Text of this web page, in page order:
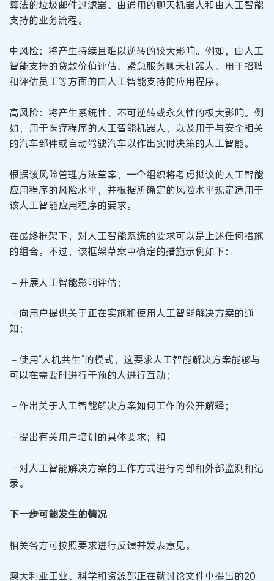
算法的垃圾邮件过滤器、由通用的聊天机器人和由人工智能
支持的业务流程。
中风险：将产生持续且难以逆转的较大影响。例如，由人工
智能支持的贷款价值评估、紧急服务聊天机器人、用于招聘
和评估员工等方面的由人工智能支持的应用程序。
高风险：将产生系统性、不可逆转或永久性的极大影响。例
如，用于医疗程序的人工智能机器人，以及用于与安全相关
的汽车部件或自动驾驶汽车以作出实时决策的人工智能。
根据该风险管理方法草案，一个组织将考虑拟议的人工智能
应用程序的风险水平，并根据所确定的风险水平规定适用于
该人工智能应用程序的要求。
在最终框架下，对人工智能系统的要求可以是上述任何措施
的组合。不过，该框架草案中确定的措施示例如下：
－开展人工智能影响评估；
－向用户提供关于正在实施和使用人工智能解决方案的通
知；
－使用“人机共生”的模式，这要求人工智能解决方案能够与
可以在需要时进行干预的人进行互动；
－作出关于人工智能解决方案如何工作的公开解释；
－提出有关用户培训的具体要求；和
－对人工智能解决方案的工作方式进行内部和外部监测和记
录。
下一步可能发生的情况
相关各方可按照要求进行反馈并发表意见。
澳大利亚工业、科学和资源部正在就讨论文件中提出的20